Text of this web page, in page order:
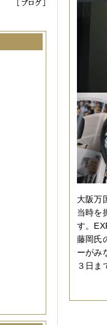
大阪万
当時を
す。
藤岡氏
ーがみ
３日ま